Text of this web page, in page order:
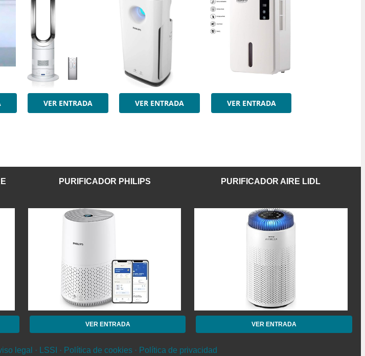
VER ENTRADA VER ENTRADA VER ENTRADA
PURIFICADOR PHILIPS
VER ENTRADA
PURIFICADOR AIRE LIDL
VER ENTRADA
legal · LSSI · Política de cookies · Política de privacidad